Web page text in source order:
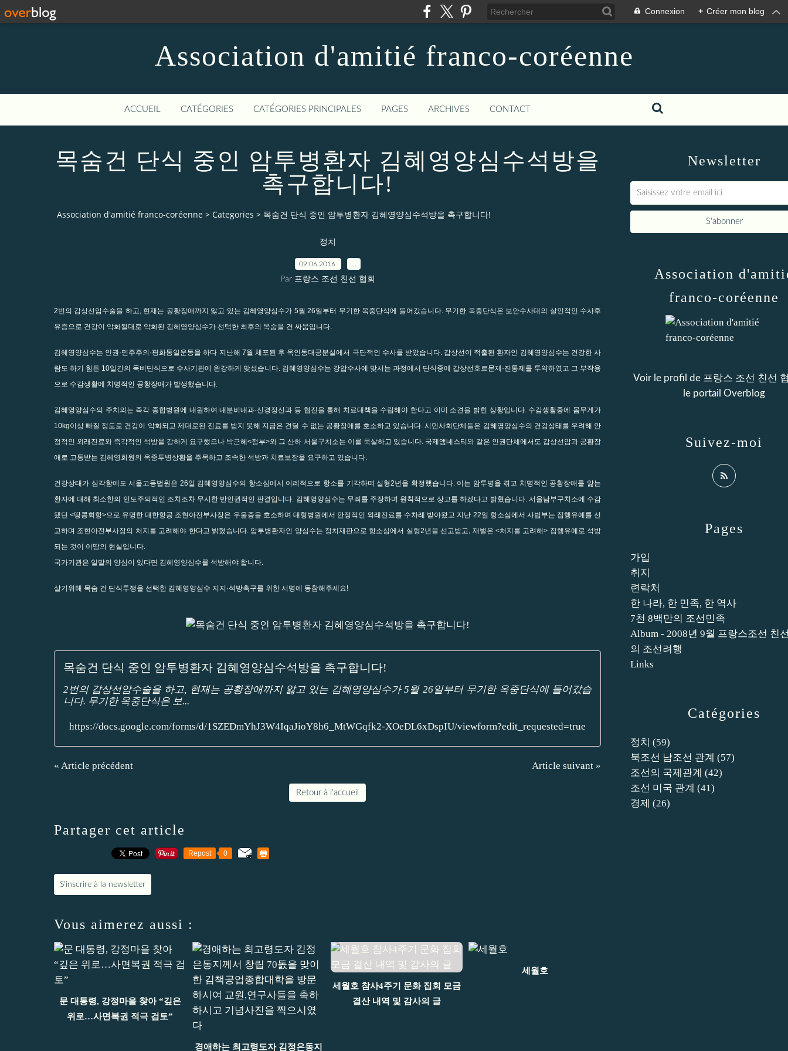
Connexion + Créer mon blog
Association d'amitié franco-coréenne
ACCUEIL CATÉGORIES CATÉGORIES PRINCIPALES PAGES ARCHIVES CONTACT
목숨건 단식 중인 암투병환자 김혜영양심수석방을
촉구합니다!
Association d'amitié franco-coréenne > Categories > 목숨건 단식 중인 암투병환자 김혜영양심수석방을 촉구합니다!
정치
09.06.2016
Par 프랑스 조선 친선 협회
2번의 갑상선암수술을 하고, 현재는 공황장애까지 앓고 있는 김혜영양심수가 5월 26일부터 무기한 옥중단식에 들어갔습니다. 무기한 옥중단식은 보안수사대의 살인적인 수사후
유증으로 건강이 악화될대로 악화된 김혜영양심수가 선택한 최후의 목숨을 건 싸움입니다.
김혜영양심수는 인권·민주주의·평화통일운동을 하다 지난해 7월 체포된 후 옥인동대공분실에서 극단적인 수사를 받았습니다. 갑상선이 적출된 환자인 김혜영양심수는 건강한 사
람도 하기 힘든 10일간의 묵비단식으로 수사기관에 완강하게 맞섰습니다. 김혜영양심수는 강압수사에 맞서는 과정에서 단식중에 갑상선호르몬제·진통제를 투약하였고 그 부작용
으로 수감생활에 치명적인 공황장애가 발생했습니다.
김혜영양심수의 주치의는 즉각 종합병원에 내원하여 내분비내과·신경정신과 등 협진을 통해 치료대책을 수립해야 한다고 이미 소견을 밝힌 상황입니다. 수감생활중에 몸무게가
10kg이상 빠질 정도로 건강이 악화되고 제대로된 진료를 받지 못해 지금은 견딜 수 없는 공황장애를 호소하고 있습니다. 시민사회단체들은 김혜영양심수의 건강상태를 우려해 안
정적인 외래진료와 즉각적인 석방을 강하게 요구했으나 박근혜<정부>와 그 산하 서울구치소는 이를 묵살하고 있습니다. 국제앰네스티와 같은 인권단체에서도 갑상선암과 공황장
애로 고통받는 김혜영회원의 옥중투병상황을 주목하고 조속한 석방과 치료보장을 요구하고 있습니다.
건강상태가 심각함에도 서울고등법원은 26일 김혜영양심수의 항소심에서 이례적으로 항소를 기각하며 실형2년을 확정했습니다. 이는 암투병을 겪고 치명적인 공황장애를 앓는
환자에 대해 최소한의 인도주의적인 조치조차 무시한 반인권적인 판결입니다. 김혜영양심수는 무죄를 주장하며 원칙적으로 상고를 하겠다고 밝혔습니다. 서울남부구치소에 수감
됐던 <땅콩회항>으로 유명한 대한항공 조현아전부사장은 우울증을 호소하며 대형병원에서 안정적인 외래진료를 수차례 받아왔고 지난 22일 항소심에서 사법부는 집행유예를 선
고하며 조현아전부사장의 처지를 고려해야 한다고 밝혔습니다. 암투병환자인 양심수는 정치재판으로 항소심에서 실형2년을 선고받고, 재벌은 <처지를 고려해> 집행유예로 석방
되는 것이 이땅의 현실입니다.
국가기관은 일말의 양심이 있다면 김혜영양심수를 석방해야 합니다.
살기위해 목숨 건 단식투쟁을 선택한 김혜영양심수 지지·석방촉구를 위한 서명에 동참해주세요!
목숨건 단식 중인 암투병환자 김혜영양심수석방을 촉구합니다!
2번의 갑상선암수술을 하고, 현재는 공황장애까지 앓고 있는 김혜영양심수가 5월 26일부터 무기한 옥중단식에 들어갔습
니다. 무기한 옥중단식은 보...
https://docs.google.com/forms/d/1SZEDmYhJ3W4IqaJioY8h6_MtWGqfk2-XOeDL6xDspIU/viewform?edit_requested=true
« Article précédent Article suivant »
Retour à l'accueil
Partager cet article
Repost 0
S'inscrire à la newsletter
Vous aimerez aussi :
문 대통령, 강정마을 찾아 “깊은
위로…사면복권 적극 검토”
경애하는 최고령도자 김정은동지
세월호 참사4주기 문화 집회 모금
결산 내역 및 감사의 글
세월호
Newsletter
Catégories
정치 (59)
북조선 남조선 관계 (57)
조선의 국제관계 (42)
조선 미국 관계 (41)
경제 (26)
Pages
가입
취지
련락처
한 나라, 한 민족, 한 역사
7천 8백만의 조선민족
Album - 2008년 9월 프랑스조선 친
의 조선려행
Links
Association
franco-coréenne
Voir le profil de 프랑스 조선 친선
le portail Overblog
Suivez-moi